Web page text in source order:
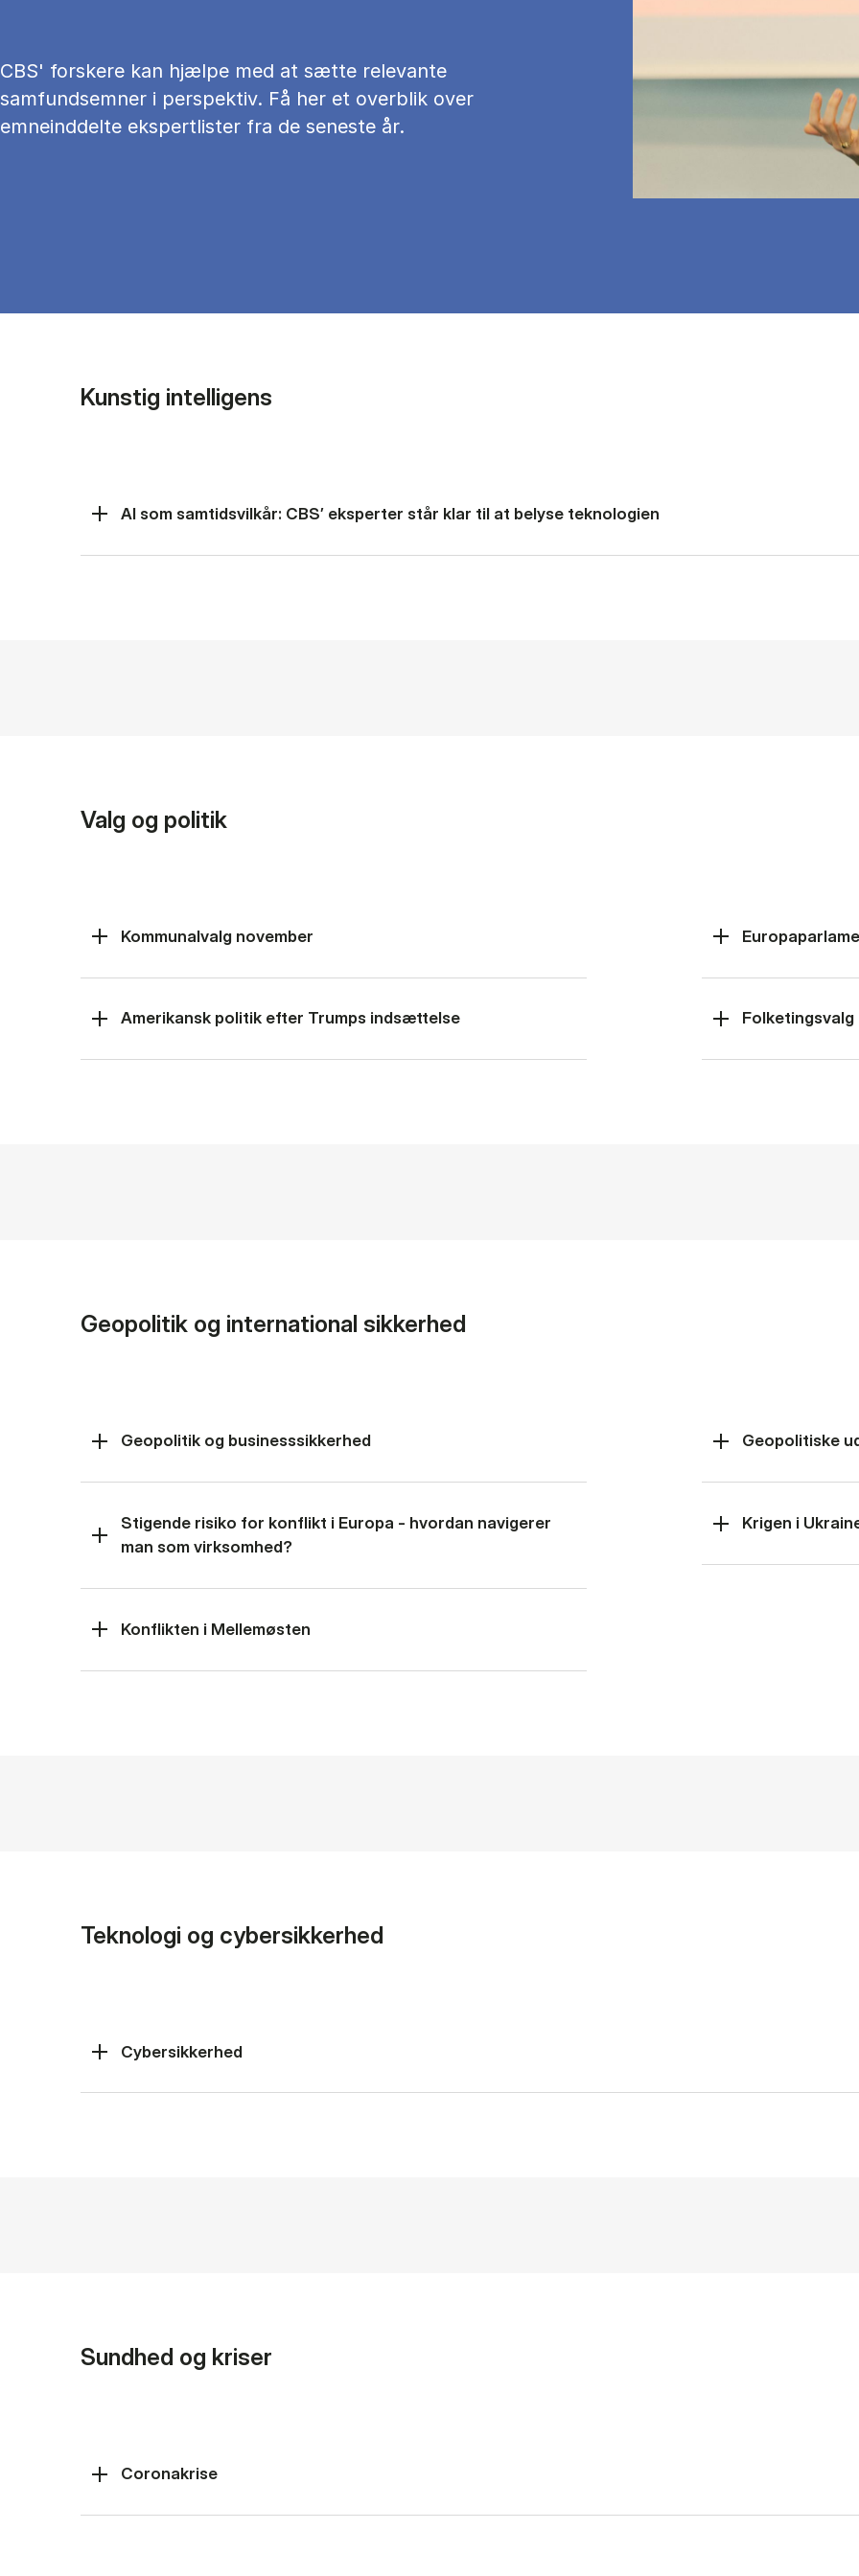
CBS' forskere kan hjælpe med at sætte relevante
samfundsemner i perspektiv. Få her et overblik over
emneinddelte ekspertlister fra de seneste år.
Kunstig intelligens
AI som samtidsvilkår: CBS’ eksperter står klar til at belyse teknologien
Valg og politik
Kommunalvalg november
Amerikansk politik efter Trumps indsættelse Folketingsvalg
Geopolitik og international sikkerhed
Geopolitik og businesssikkerhed
Stigende risiko for konflikt i Europa - hvordan navigerer
man som virksomhed?
Konflikten i Mellemøsten
Geopolitiske
Krigen i
Teknologi og cybersikkerhed
Cybersikkerhed
Sundhed og kriser
Coronakrise